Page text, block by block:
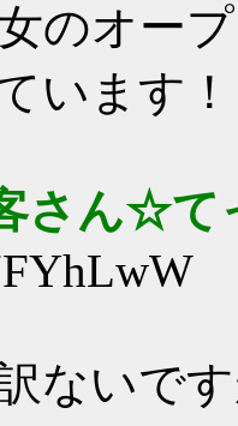
のオー
います！
さん☆て
ないで